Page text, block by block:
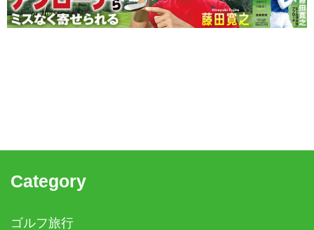
Category
ゴルフ旅行